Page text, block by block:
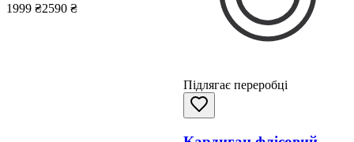
1999 ₴2590 ₴
Підлягає переробці